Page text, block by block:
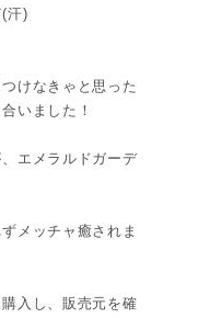
汗)
けなきゃと思った
いました！
エメラルドガーデ
メッチャ癒されま
入し、販売元を確